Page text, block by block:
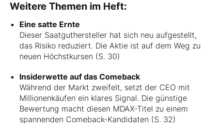
Weitere Themen im Heft:
Eine satte Ernte
Dieser Saatguthersteller hat sich neu aufgestellt,
das Risiko reduziert. Die Aktie ist auf dem Weg zu
neuen Höchstkursen (S. 30)
Insiderwette auf das Comeback
Während der Markt zweifelt, setzt der CEO mit
Millionenkäufen ein klares Signal. Die günstige
Bewertung macht diesen MDAX-Titel zu einem
spannenden Comeback-Kandidaten (S. 32)